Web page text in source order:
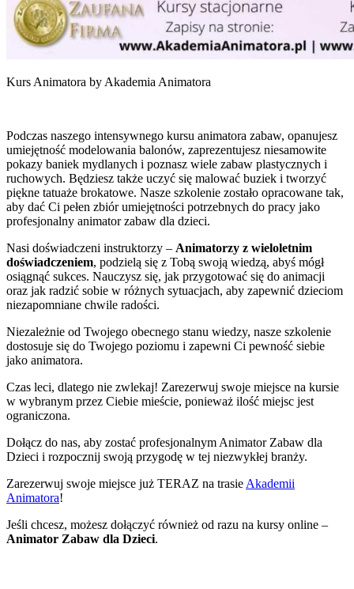
Kurs Animatora by Akademia Animatora
Podczas naszego intensywnego kursu animatora zabaw, opanujesz
umiejętność modelowania balonów, zaprezentujesz niesamowite
pokazy baniek mydlanych i poznasz wiele zabaw plastycznych i
ruchowych. Będziesz także uczyć się malować buziek i tworzyć
piękne tatuaże brokatowe. Nasze szkolenie zostało opracowane tak,
aby dać Ci pełen zbiór umiejętności potrzebnych do pracy jako
profesjonalny animator zabaw dla dzieci.
Nasi doświadczeni instruktorzy – Animatorzy z wieloletnim
doświadczeniem, podzielą się z Tobą swoją wiedzą, abyś mógł
osiągnąć sukces. Nauczysz się, jak przygotować się do animacji
oraz jak radzić sobie w różnych sytuacjach, aby zapewnić dzieciom
niezapomniane chwile radości.
Niezależnie od Twojego obecnego stanu wiedzy, nasze szkolenie
dostosuje się do Twojego poziomu i zapewni Ci pewność siebie
jako animatora.
Czas leci, dlatego nie zwlekaj! Zarezerwuj swoje miejsce na kursie
w wybranym przez Ciebie mieście, ponieważ ilość miejsc jest
ograniczona.
Dołącz do nas, aby zostać profesjonalnym Animator Zabaw dla
Dzieci i rozpocznij swoją przygodę w tej niezwykłej branży.
Zarezerwuj swoje miejsce już TERAZ na trasie Akademii
Animatora!
Jeśli chcesz, możesz dołączyć również od razu na kursy online –
Animator Zabaw dla Dzieci.